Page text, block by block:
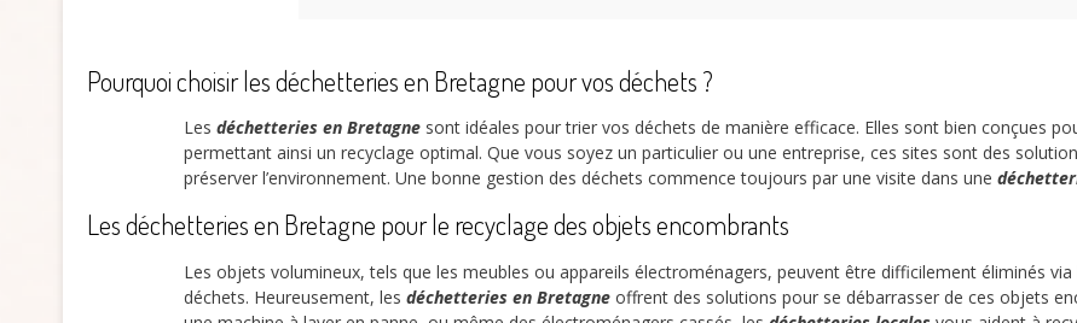
Pourquoi choisir les déchetteries en Bretagne pour vos déchets ?
Les déchetteries en Bretagne sont idéales pour trier vos déchets de manière efficace. Elles sont bien conçues
permettant ainsi un recyclage optimal. Que vous soyez un particulier ou une entreprise, ces sites sont des
préserver l’environnement. Une bonne gestion des déchets commence toujours par une visite dans une
Les déchetteries en Bretagne pour le recyclage des objets encombrants
Les objets volumineux, tels que les meubles ou appareils électroménagers, peuvent être difficilement éliminés
déchets. Heureusement, les déchetteries en Bretagne offrent des solutions pour se débarrasser de ces objets